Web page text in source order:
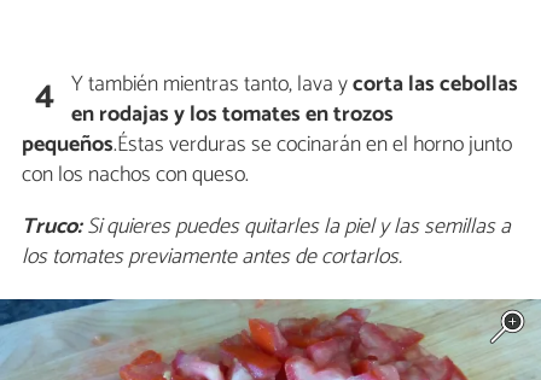
4 Y también mientras tanto, lava ycorta las cebollas
en rodajas y los tomates en trozos
pequeños.Éstas verduras se cocinarán en el horno junto
con los nachos con queso.
Truco:Si quieres puedes quitarles la piel y las semillas a
los tomates previamente antes de cortarlos.